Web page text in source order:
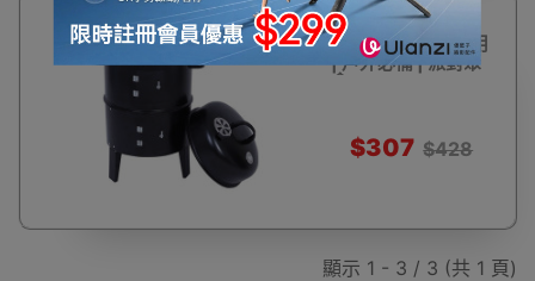
28%
OFF
三合一BBQ煙熏燜
烤燒烤爐 | 一爐多用
| 戶外必備 | 派對聚
會
$307 $428
顯示 1 - 3 / 3 (共 1 頁)